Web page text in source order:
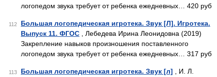
логопедом звука требует от ребенка ежедневных… 420 руб
112
Большая логопедическая игротека. Звук [Л]. Игротека.
Выпуск 11. ФГОС , Лебедева Ирина Леонидовна (2019)
Закрепление навыков произношения поставленного
логопедом звука требует от ребенка ежедневных… 317 руб
113 Большая логопедическая игротека. Звук [л] , И. Л.